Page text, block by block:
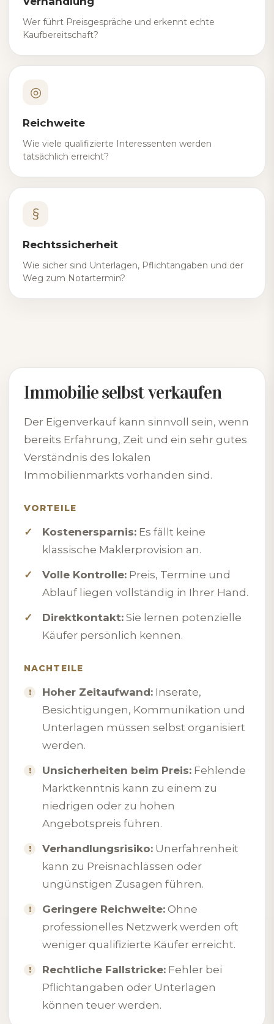
Wer führt Preisgespräche und erkennt echte
Kaufbereitschaft?
◎
Reichweite
Wie viele qualifizierte Interessenten werden
tatsächlich erreicht?
§
Rechtssicherheit
Wie sicher sind Unterlagen, Pflichtangaben und der
Weg zum Notartermin?
Immobilie selbst verkaufen
Der Eigenverkauf kann sinnvoll sein, wenn
bereits Erfahrung, Zeit und ein sehr gutes
Verständnis des lokalen
Immobilienmarkts vorhanden sind.
VORTEILE
Kostenersparnis: Es fällt keine
klassische Maklerprovision an.
Volle Kontrolle: Preis, Termine und
Ablauf liegen vollständig in Ihrer Hand.
Direktkontakt: Sie lernen potenzielle
Käufer persönlich kennen.
NACHTEILE
Hoher Zeitaufwand: Inserate,
Besichtigungen, Kommunikation und
Unterlagen müssen selbst organisiert
werden.
Unsicherheiten beim Preis: Fehlende
Marktkenntnis kann zu einem zu
niedrigen oder zu hohen
Angebotspreis führen.
Verhandlungsrisiko: Unerfahrenheit
kann zu Preisnachlässen oder
ungünstigen Zusagen führen.
Geringere Reichweite: Ohne
professionelles Netzwerk werden oft
weniger qualifizierte Käufer erreicht.
Rechtliche Fallstricke: Fehler bei
Pflichtangaben oder Unterlagen
können teuer werden.